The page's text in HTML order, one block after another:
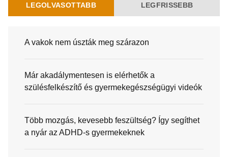
LEGOLVASOTTABB LEGFRISSEBB
A vakok nem úszták meg szárazon
Már akadálymentesen is elérhetők a
szülésfelkészítő és gyermekegészségügyi videók
Több mozgás, kevesebb feszültség? Így segíthet
a nyár az ADHD-s gyermekeknek